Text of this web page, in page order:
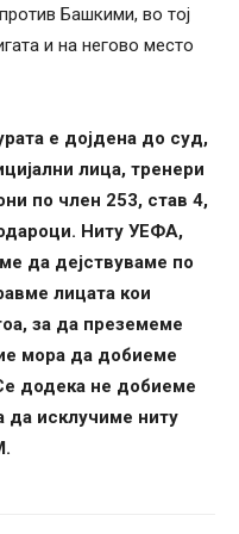
Башкими, во тој
и на негово место
е дојдена до суд,
лица, тренери
по член 253, став 4,
Ниту УЕФА,
да дејствуваме по
лицата кои
за да преземеме
мора да добиеме
додека не добиеме
да исклучиме ниту